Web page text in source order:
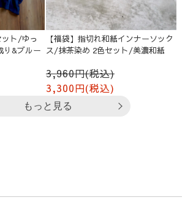
ット/ゆっ
り&ブルー
【福袋】指切れ和紙インナーソック
ス/抹茶染め 2色セット/美濃和紙
3,960円(税込)
3,300円(税込)
もっと見る